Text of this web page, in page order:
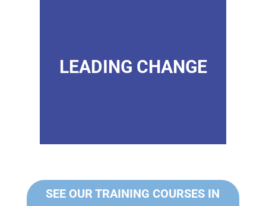
LEADING CHANGE
SEE OUR TRAINING COURSES IN